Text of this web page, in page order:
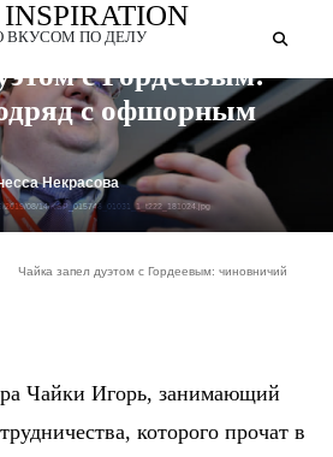
ВКУСОМ ПО ДЕЛУ
08/14/KSP_015748_01031_1_t222_181024.jpg
с Гордеевым:
с офшорным
Некрасова
Чайка запел дуэтом с Гордеевым: чиновничий
Чайки Игорь, занимающий
которого прочат в